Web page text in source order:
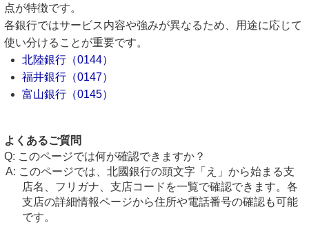
点が特徴です。
各銀行ではサービス内容や強みが異なるため、用途に応じて
使い分けることが重要です。
北陸銀行（0144）
福井銀行（0147）
富山銀行（0145）
よくあるご質問
このページでは何が確認できますか？
このページでは、北國銀行の頭文字「え」から始まる支
店名、フリガナ、支店コードを一覧で確認できます。各
支店の詳細情報ページから住所や電話番号の確認も可能
です。